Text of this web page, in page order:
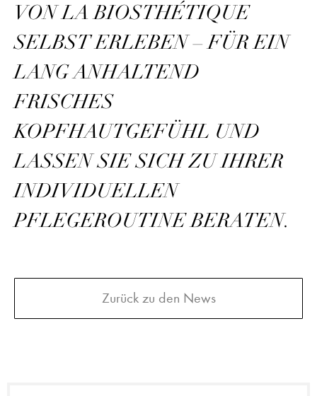
VON LA BIOSTHÉTIQUE
SELBST ERLEBEN – FÜR EIN
LANG ANHALTEND
FRISCHES
KOPFHAUTGEFÜHL UND
LASSEN SIE SICH ZU IHRER
INDIVIDUELLEN
PFLEGEROUTINE BERATEN.
Zurück zu den News